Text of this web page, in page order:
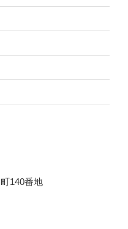
140番地